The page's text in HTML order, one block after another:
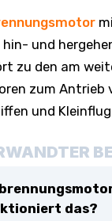
und
zu den am
zum Antrieb
und
das?